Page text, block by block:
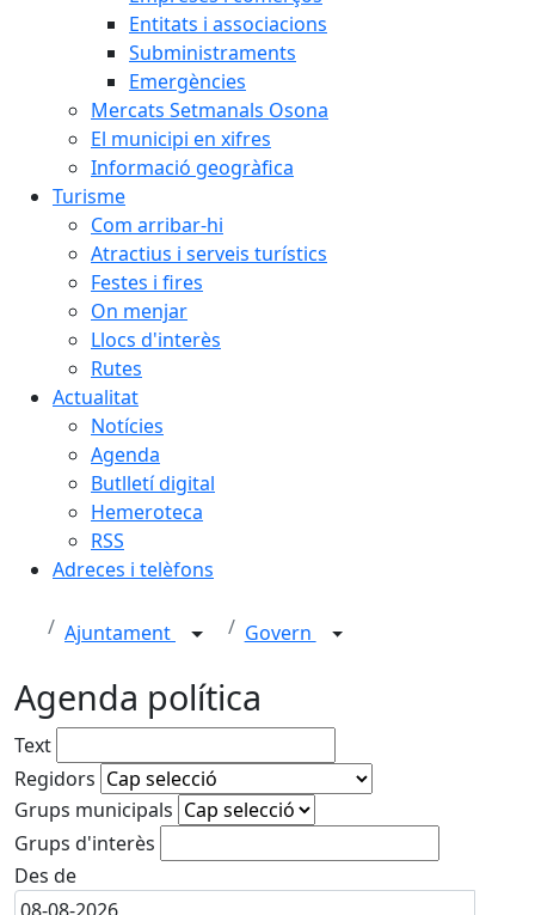
Entitats i associacions
Subministraments
Emergències
Mercats Setmanals Osona
El municipi en xifres
Informació geogràfica
Turisme
Com arribar-hi
Atractius i serveis turístics
Festes i fires
On menjar
Llocs d'interès
Rutes
Actualitat
Notícies
Agenda
Butlletí digital
Hemeroteca
RSS
Adreces i telèfons
Ajuntament Govern
Agenda política
Text
Regidors
Grups municipals
Grups d'interès
Des de